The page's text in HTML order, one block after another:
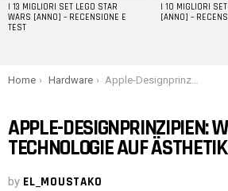
I 13 MIGLIORI SET LEGO STAR
WARS [ANNO] – RECENSIONE E
TEST
I 10 MIGLIORI
[ANNO] –
You are here:
Home Hardware Apple-Designprinzipien: Wenn Technologie auf Ästhetik trifft
APPLE-DESIGNPRINZIPIEN:
TECHNOLOGIE AUF
by EL_MOUSTAKO